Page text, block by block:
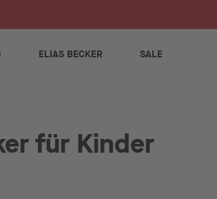
ELIAS BECKER SALE
für Kinder